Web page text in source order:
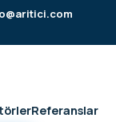
Referanslar